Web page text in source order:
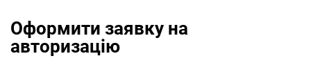
Оформити заявку на
авторизацію